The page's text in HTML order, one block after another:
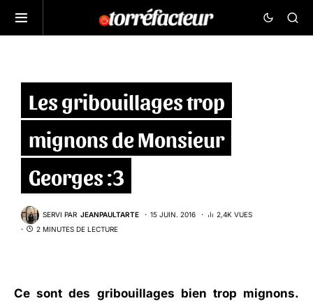
Les gribouillages trop
mignons de Monsieur
Georges :3
SERVI PAR JEANPAULTARTE 15 JUIN. 2016
2,4K VUES
2 MINUTES DE LECTURE
Ce sont des gribouillages bien trop mignons.